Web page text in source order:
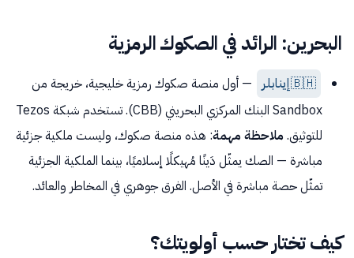
البحرين: الرائد في الصكوك الرمزية
🇧🇭إينابلر — أول منصة صكوك رمزية خليجية، خريجة من
Sandbox البنك المركزي البحريني (CBB). تستخدم شبكة Tezos
للتوثيق. ملاحظة مهمة: هذه منصة صكوك، وليست ملكية جزئية
مباشرة — الصك يمثّل دَينًا مُهيكلًا إسلاميًا، بينما الملكية الجزئية
تمثّل حصة مباشرة في الأصل. الفرق جوهري في المخاطر والعائد.
كيف تختار حسب أولويتك؟